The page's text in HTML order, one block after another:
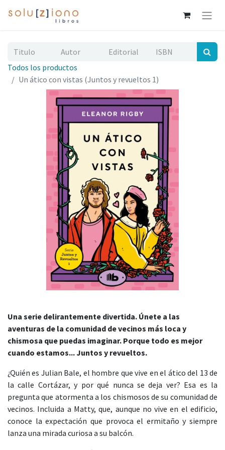
Todos los productos
Un ático con vistas (Juntos y revueltos 1)
Una serie delirantemente divertida. Únete a las
aventuras de la comunidad de vecinos más loca y
chismosa que puedas imaginar. Porque todo es mejor
cuando estamos... Juntos y revueltos.
¿Quién es Julian Bale, el hombre que vive en el ático del 13 de
la calle Cortázar, y por qué nunca se deja ver? Esa es la
pregunta que atormenta a los chismosos de su comunidad de
vecinos. Incluida a Matty, que, aunque no vive en el edificio,
conoce la expectación que provoca el ermitaño y siempre
lanza una mirada curiosa a su balcón.